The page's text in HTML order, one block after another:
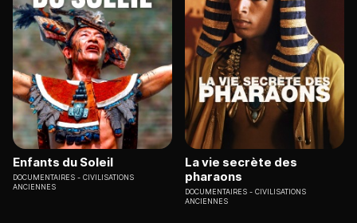
Enfants du Soleil
DOCUMENTAIRES
CIVILISATIONS
ANCIENNES
La vie secrète des
pharaons
DOCUMENTAIRES
CIVILISATIONS
ANCIENNES